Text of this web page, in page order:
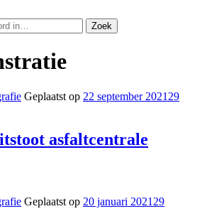
Zoek
Geplaatst op 22 september 2021 29
asfaltcentrale
Geplaatst op 20 januari 2021 29